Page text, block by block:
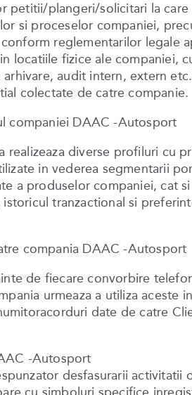
petitii/plangeri/solicitari la care
si proceselor companiei,
reglementarilor legale
locatiile fizice ale companiei,
audit intern, extern
colectate de catre companie.
companiei DAAC -Autosport
realizeaza diverse profiluri cu
in vederea segmentarii
a produselor companiei, cat
tranzactional si
compania DAAC -Autosport
de fiecare convorbire
urmeaza a utiliza aceste
date de catre
-Autosport
desfasurarii